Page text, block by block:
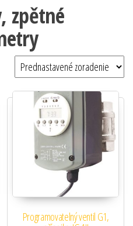
zpětné
Programovatelný ventil G1,